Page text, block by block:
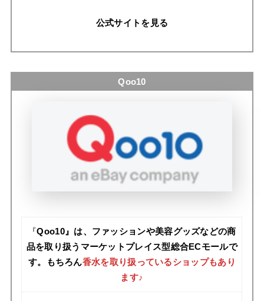
公式サイトを見る
Qoo10
『Qoo10』は、ファッションや美容グッズなどの商
品を取り扱うマーケットプレイス型総合ECモールで
す。もちろん香水を取り扱っているショップもあり
ます♪